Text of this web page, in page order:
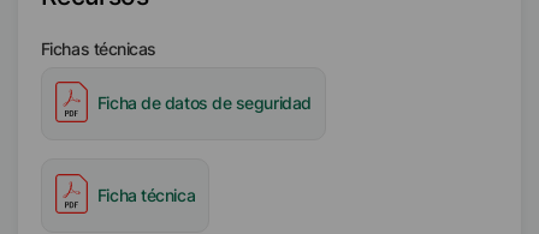
EMEA
Fichas técnicas
Ficha de datos de seguridad
Ficha técnica